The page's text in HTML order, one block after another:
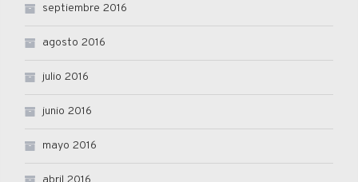
septiembre 2016
agosto 2016
julio 2016
junio 2016
mayo 2016